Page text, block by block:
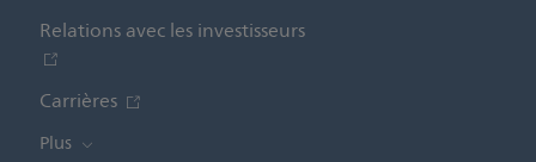
Relations avec les investisseurs
Carrières
Plus